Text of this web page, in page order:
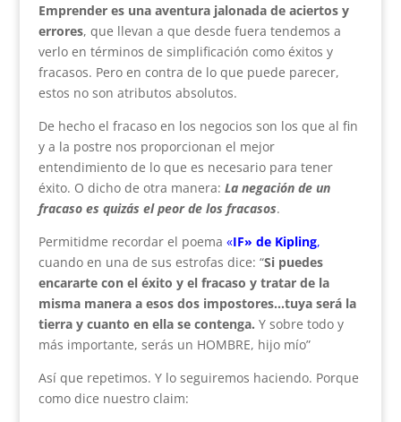
Emprender es una aventura jalonada de aciertos y
errores, que llevan a que desde fuera tendemos a
verlo en términos de simplificación como éxitos y
fracasos. Pero en contra de lo que puede parecer,
estos no son atributos absolutos.
De hecho el fracaso en los negocios son los que al fin
y a la postre nos proporcionan el mejor
entendimiento de lo que es necesario para tener
éxito. O dicho de otra manera: La negación de un
fracaso es quizás el peor de los fracasos.
Permitidme recordar el poema «IF» de Kipling,
cuando en una de sus estrofas dice: “Si puedes
encararte con el éxito y el fracaso y tratar de la
misma manera a esos dos impostores…tuya será la
tierra y cuanto en ella se contenga. Y sobre todo y
más importante, serás un HOMBRE, hijo mío”
Así que repetimos. Y lo seguiremos haciendo. Porque
como dice nuestro claim: